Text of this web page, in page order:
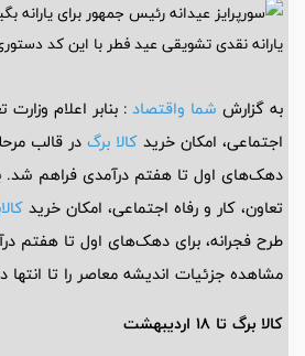
به گزارش شما واقتصاد: بنابر اعلام وزارت
اجتماعی، امکان خرید کالا برگ در قالب
دهک‌های اول تا هفتم درآمدی فراهم شد.
تعاون، کار و رفاه اجتماعی، امکان خرید
طرح فجرانه، برای دهک‌های اول تا هفتم
مشاهده جزئیات اندیشه معاصر را تا انتها
کالا برگ تا ۱۸ اردیبهشت